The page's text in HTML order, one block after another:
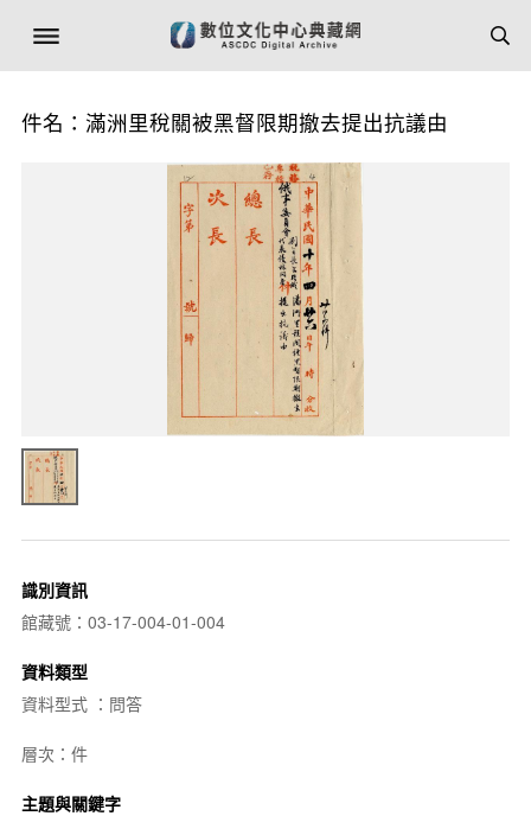
件名：滿洲里稅關被黑督限期撤去提出抗議由
識別資訊
館藏號：03-17-004-01-004
資料類型
資料型式 ：問答
層次：件
主題與關鍵字